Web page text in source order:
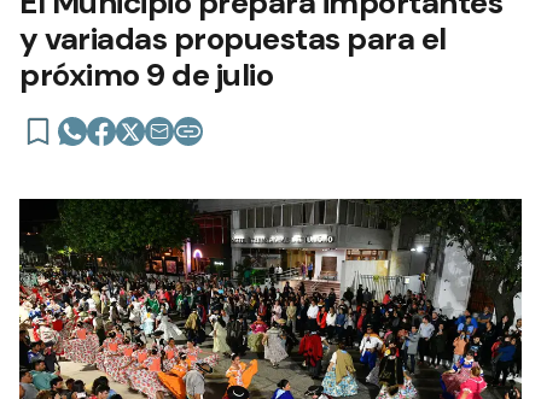
y variadas propuestas para el
próximo 9 de julio